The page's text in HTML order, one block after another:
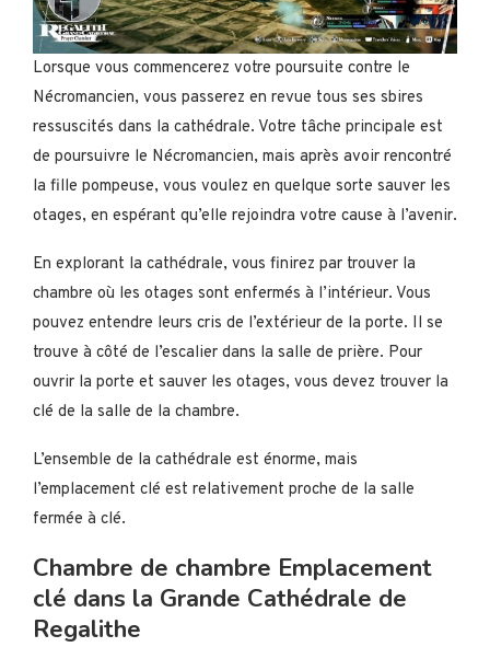
Lorsque vous commencerez votre poursuite contre le
Nécromancien, vous passerez en revue tous ses sbires
ressuscités dans la cathédrale. Votre tâche principale est
de poursuivre le Nécromancien, mais après avoir rencontré
la fille pompeuse, vous voulez en quelque sorte sauver les
otages, en espérant qu’elle rejoindra votre cause à l’avenir.
En explorant la cathédrale, vous finirez par trouver la
chambre où les otages sont enfermés à l’intérieur. Vous
pouvez entendre leurs cris de l’extérieur de la porte. Il se
trouve à côté de l’escalier dans la salle de prière. Pour
ouvrir la porte et sauver les otages, vous devez trouver la
clé de la salle de la chambre.
L’ensemble de la cathédrale est énorme, mais
l’emplacement clé est relativement proche de la salle
fermée à clé.
Chambre de chambre Emplacement
clé dans la Grande Cathédrale de
Regalithe